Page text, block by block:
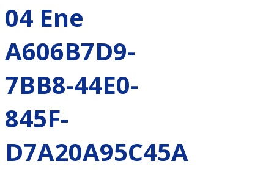
04 Ene
A606B7D9-
7BB8-44E0-
845F-
D7A20A95C45A